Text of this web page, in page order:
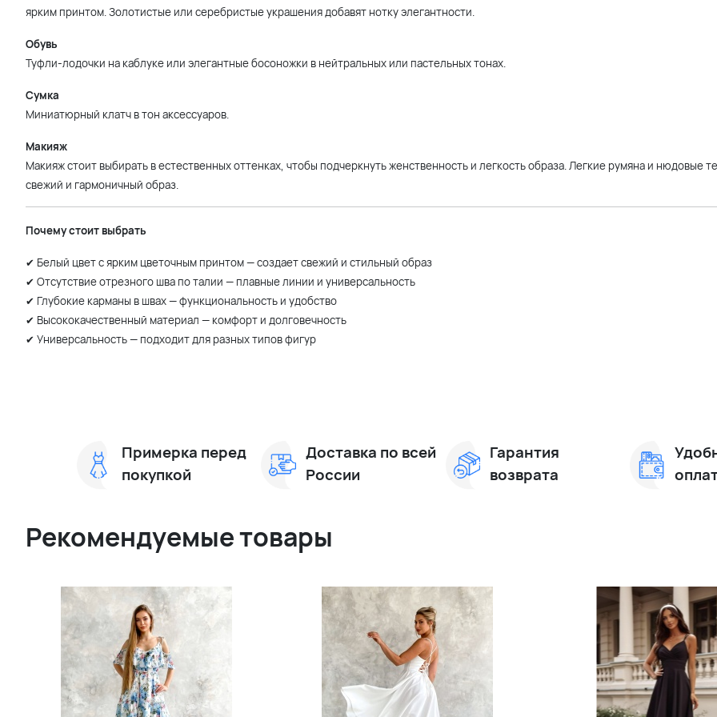
ярким принтом. Золотистые или серебристые украшения добавят нотку элегантности.
Обувь
Туфли-лодочки на каблуке или элегантные босоножки в нейтральных или пастельных тонах.
Сумка
Миниатюрный клатч в тон аксессуаров.
Макияж
Макияж стоит выбирать в естественных оттенках, чтобы подчеркнуть женственность и легкость образа. Легкие румяна и нюдовые
свежий и гармоничный образ.
Почему стоит выбрать
✔ Белый цвет с ярким цветочным принтом — создает свежий и стильный образ
✔ Отсутствие отрезного шва по талии — плавные линии и универсальность
✔ Глубокие карманы в швах — функциональность и удобство
✔ Высококачественный материал — комфорт и долговечность
✔ Универсальность — подходит для разных типов фигур
Примерка перед
покупкой
Доставка по всей
России
Гарантия
возврата
Рекомендуемые товары